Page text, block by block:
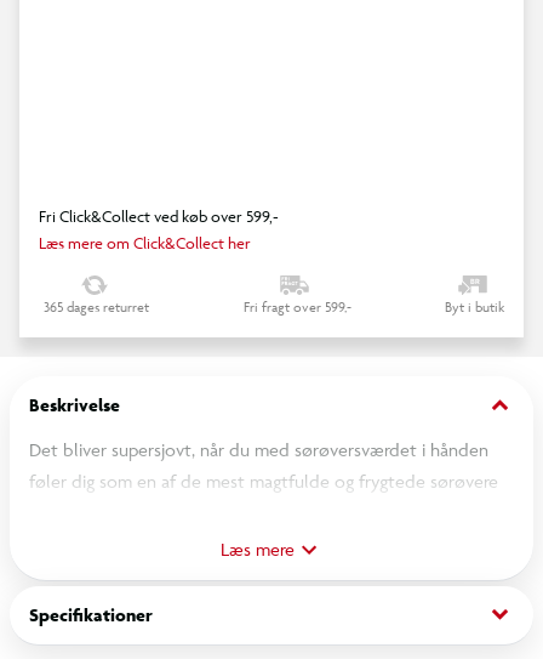
Fri Click&Collect ved køb over 599,-
Læs mere om Click&Collect her
365 dages returret Fri fragt over 599,- Byt i butik
Beskrivelse keyboard_arrow_down
Det bliver supersjovt, når du med sørøversværdet i hånden
føler dig som en af de mest magtfulde og frygtede sørøvere
OBS! Varen er assorteret, og en bestmet variant kan ikke
garanteres.
Læs mere
Specifikationer keyboard_arrow_down